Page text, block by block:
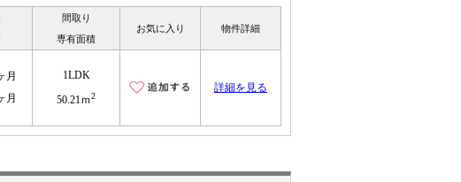
間取り
専有面積
お気に入り 物件詳細
月
月
1LDK
50.21ｍ2
詳細を見る